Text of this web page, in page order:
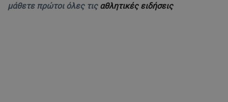
μάθετε πρώτοι όλες τις αθλητικές ειδήσεις